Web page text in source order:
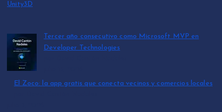
Unity3D
Tercer año consecutivo como Microsoft MVP en
Developer Technologies
El Zoco: la app gratis que conecta vecinos y comercios locales